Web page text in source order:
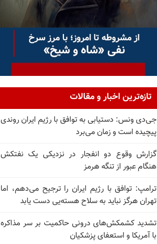
تازه‌ترین اخبار و مقالات
جی‌دی ونس: دستیابی به توافق با رژیم ایران روندی
پیچیده است و زمان می‌برد
گزارش وقوع دو انفجار در نزدیکی یک نفتکش
هنگام عبور از تنگه هرمز
ترامپ: توافق با رژیم ایران را ترجیح می‌دهم، اما
تهران هرگز نباید به سلاح هسته‌یی دست یابد
تشدید کشمکش‌های درونی حاکمیت بر سر مذاکره
با آمریکا و استعفای پزشکیان